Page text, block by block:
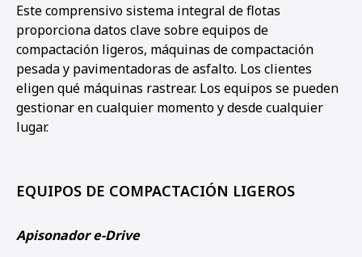
Este comprensivo sistema integral de flotas
proporciona datos clave sobre equipos de
compactación ligeros, máquinas de compactación
pesada y pavimentadoras de asfalto. Los clientes
eligen qué máquinas rastrear. Los equipos se pueden
gestionar en cualquier momento y desde cualquier
lugar.
EQUIPOS DE COMPACTACIÓN LIGEROS
Apisonador e-Drive